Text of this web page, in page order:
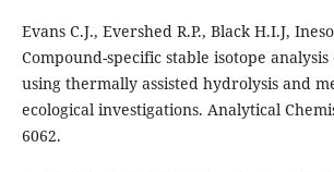
Evans C.J., Evershed R.P., Black H.I.J,
Compound-specific stable isotope
using thermally assisted hydrolysis and
ecological investigations. Analytical
6062.